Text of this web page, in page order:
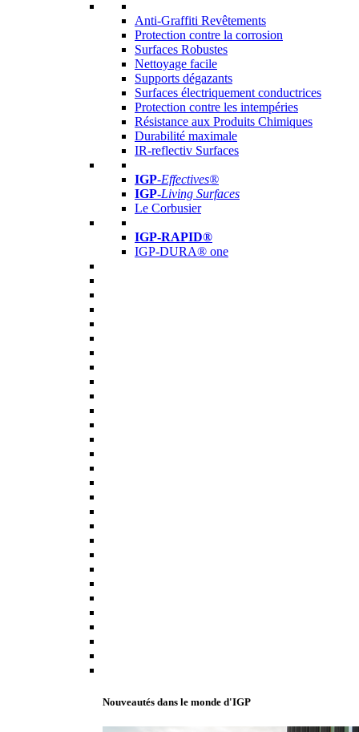
Anti-Graffiti Revêtements
Protection contre la corrosion
Surfaces Robustes
Nettoyage facile
Supports dégazants
Surfaces électriquement conductrices
Protection contre les intempéries
Résistance aux Produits Chimiques
Durabilité maximale
IR-reflectiv Surfaces
IGP-Effectives®
IGP-Living Surfaces
Le Corbusier
IGP-RAPID®
IGP-DURA® one
Nouveautés dans le monde d'IGP